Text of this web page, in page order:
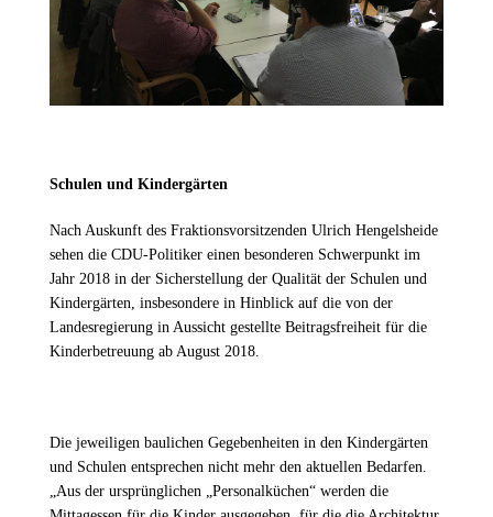
Schulen und Kindergärten
Nach Auskunft des Fraktionsvorsitzenden Ulrich Hengelsheide
sehen die CDU-Politiker einen besonderen Schwerpunkt im
Jahr 2018 in der Sicherstellung der Qualität der Schulen und
Kindergärten, insbesondere in Hinblick auf die von der
Landesregierung in Aussicht gestellte Beitragsfreiheit für die
Kinderbetreuung ab August 2018.
Die jeweiligen baulichen Gegebenheiten in den Kindergärten
und Schulen entsprechen nicht mehr den aktuellen Bedarfen.
Aus der ursprünglichen „Personalküchen“ werden die